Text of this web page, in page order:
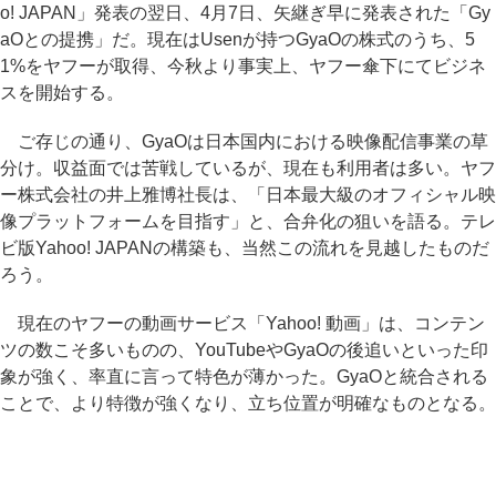
o! JAPAN」発表の翌日、4月7日、矢継ぎ早に発表された「Gy
aOとの提携」だ。現在はUsenが持つGyaOの株式のうち、5
1%をヤフーが取得、今秋より事実上、ヤフー傘下にてビジネ
スを開始する。
ご存じの通り、GyaOは日本国内における映像配信事業の草
分け。収益面では苦戦しているが、現在も利用者は多い。ヤフ
ー株式会社の井上雅博社長は、「日本最大級のオフィシャル映
像プラットフォームを目指す」と、合弁化の狙いを語る。テレ
ビ版Yahoo! JAPANの構築も、当然この流れを見越したものだ
ろう。
現在のヤフーの動画サービス「Yahoo! 動画」は、コンテン
ツの数こそ多いものの、YouTubeやGyaOの後追いといった印
象が強く、率直に言って特色が薄かった。GyaOと統合される
ことで、より特徴が強くなり、立ち位置が明確なものとなる。